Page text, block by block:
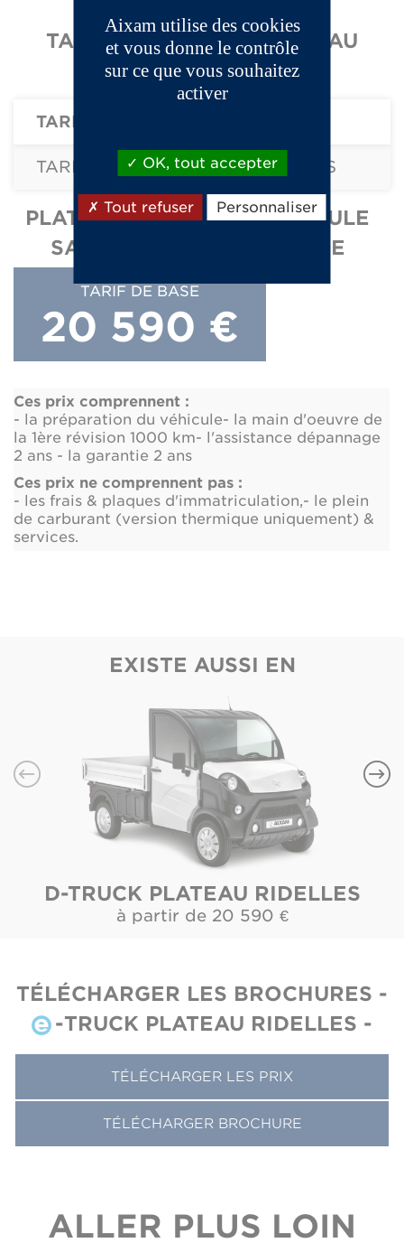
TARIFS -
-TRUCK PLATEAU
RIDELLES -
TARIF DE BASE
TARIF ÉQUIPEMENTS ET OPTIONS
PLATEAU RIDELLES - VÉHICULE
SANS PERMIS ELECTRIQUE
TARIF DE BASE
20 590 €
Ces prix comprennent :
- la préparation du véhicule- la main d'oeuvre de
la 1ère révision 1000 km- l'assistance dépannage
2 ans - la garantie 2 ans
Ces prix ne comprennent pas :
- les frais & plaques d'immatriculation,- le plein
de carburant (version thermique uniquement) &
services.
EXISTE AUSSI EN
D-TRUCK PLATEAU RIDELLES
à partir de 20 590 €
TÉLÉCHARGER LES BROCHURES -
-TRUCK PLATEAU RIDELLES -
TÉLÉCHARGER LES PRIX
TÉLÉCHARGER BROCHURE
ALLER PLUS LOIN
Aixam utilise des cookies
et vous donne le contrôle
sur ce que vous souhaitez
activer
OK, tout accepter
Tout refuser Personnaliser